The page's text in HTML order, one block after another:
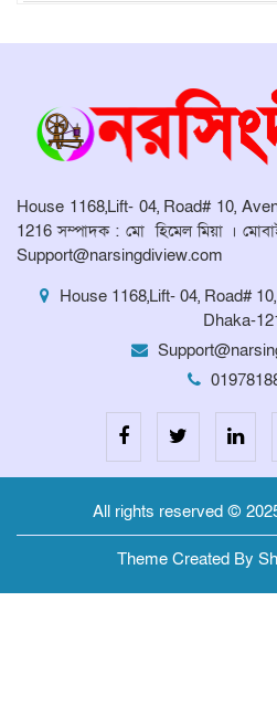
প্রদান ও
মনোহরদীর
মানুষের
মনোহরদীতে
কমিটির সভা
House 1168,Lift- 04, Road# 10,
1216 সম্পাদক : মো হিমেল মিয়া ।
Support@narsingdiview.com
House 1168,Lift- 04, Road#
Dhaka-
All rights reserved ©
Theme Created By